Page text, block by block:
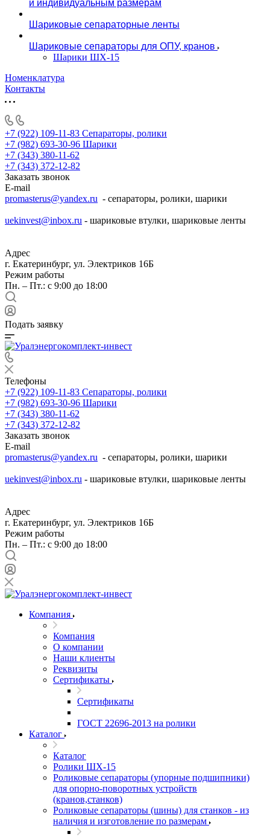
и индивидуальным размерам
Шариковые сепараторные ленты
Шариковые сепараторы для ОПУ, кранов
Шарики ШХ-15
Номенклатура
Контакты
+7 (922) 109-11-83 Сепараторы, ролики
+7 (982) 693-30-96 Шарики
+7 (343) 380-11-62
+7 (343) 372-12-82
Заказать звонок
E-mail
promasterus@yandex.ru - сепараторы, ролики, шарики
uekinvest@inbox.ru - шариковые втулки, шариковые ленты
Адрес
г. Екатеринбург, ул. Электриков 16Б
Режим работы
Пн. – Пт.: с 9:00 до 18:00
Подать заявку
Телефоны
+7 (922) 109-11-83 Сепараторы, ролики
+7 (982) 693-30-96 Шарики
+7 (343) 380-11-62
+7 (343) 372-12-82
Заказать звонок
E-mail
promasterus@yandex.ru - сепараторы, ролики, шарики
uekinvest@inbox.ru - шариковые втулки, шариковые ленты
Адрес
г. Екатеринбург, ул. Электриков 16Б
Режим работы
Пн. – Пт.: с 9:00 до 18:00
Компания
Компания
О компании
Наши клиенты
Реквизиты
Сертификаты
Сертификаты
ГОСТ 22696-2013 на ролики
Каталог
Каталог
Ролики ШХ-15
Роликовые сепараторы (упорные подшипники)
для опорно-поворотных устройств
(кранов,станков)
Роликовые сепараторы (шины) для станков - из
наличия и изготовление по размерам